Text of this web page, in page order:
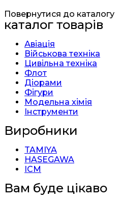
Повернутися до каталогу
каталог товарів
Авіація
Військова техніка
Цивільна техніка
Флот
Діорами
Фігури
Модельна хімія
Інструменти
Виробники
TAMIYA
HASEGAWA
ICM
Вам буде цікаво